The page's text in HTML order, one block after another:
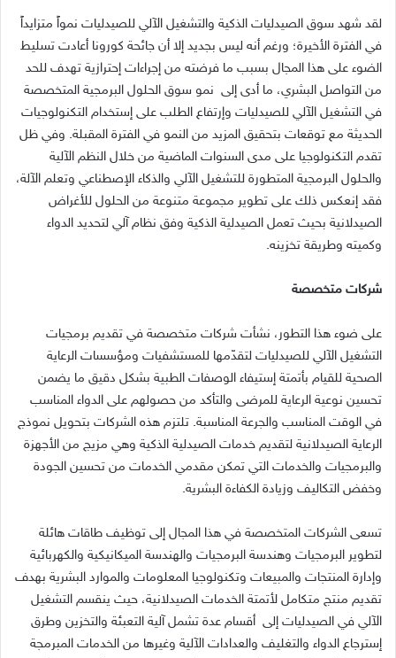
لقد شهد سوق الصيدليات الذكية والتشغيل الآلي للصيدليات نمواً متزايداً
في الفترة الأخيرة؛ ورغم أنه ليس بجديد إلا أن جائحة كورونا أعادت تسليط
الضوء على هذا المجال بسبب ما فرضته من إجراءات إحترازية تهدف للحد
من التواصل البشري، ما أدى إلى نمو سوق الحلول البرمجية المتخصصة
في التشغيل الآلي للصيدليات وإرتفاع الطلب على إستخدام التكنولوجيات
الحديثة مع توقعات بتحقيق المزيد من النمو في الفترة المقبلة. وفي ظل
تقدم التكنولوجيا على مدى السنوات الماضية من خلال النظم الآلية
والحلول البرمجية المتطورة للتشغيل الآلي والذكاء الإصطناعي وتعلم الآلة،
فقد إنعكس ذلك على تطوير مجموعة متنوعة من الحلول للأغراض
الصيدلانية بحيث تعمل الصيدلية الذكية وفق نظام آلي لتحديد الدواء
وكميته وطريقة تخزينه.
شركات متخصصة
على ضوء هذا التطور، نشأت شركات متخصصة في تقديم برمجيات
التشغيل الآلي للصيدليات لتقدّمها للمستشفيات ومؤسسات الرعاية
الصحية للقيام بأتمتة إستيفاء الوصفات الطبية بشكل دقيق ما يضمن
تحسين نوعية الرعاية للمرضى والتأكد من حصولهم على الدواء المناسب
في الوقت المناسب والجرعة المناسبة. تلتزم هذه الشركات بتحويل نموذج
الرعاية الصيدلانية لتقديم خدمات الصيدلية الذكية وهي مزيج من الأجهزة
والبرمجيات والخدمات التي تمكن مقدمي الخدمات من تحسين الجودة
وخفض التكاليف وزيادة الكفاءة البشرية.
تسعى الشركات المتخصصة في هذا المجال إلى توظيف طاقات هائلة
لتطوير البرمجيات وهندسة البرمجيات والهندسة الميكانيكية والكهربائية
وإدارة المنتجات والمبيعات وتكنولوجيا المعلومات والموارد البشرية بهدف
تقديم منتج متكامل لأتمتة الخدمات الصيدلانية، حيث ينقسم التشغيل
الآلي في الصيدليات إلى أقسام عدة تشمل آلية التعبئة والتخزين وطرق
إسترجاع الدواء والتغليف والعدادات الآلية وغيرها من الخدمات المبرمجة